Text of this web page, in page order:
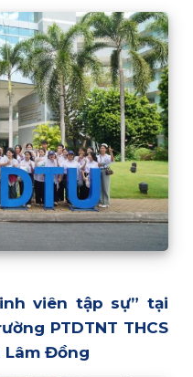
viên tập sự” tại
PTDTNT THCS
Lâm Đồng